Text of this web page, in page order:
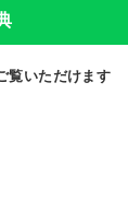
覧いただけます